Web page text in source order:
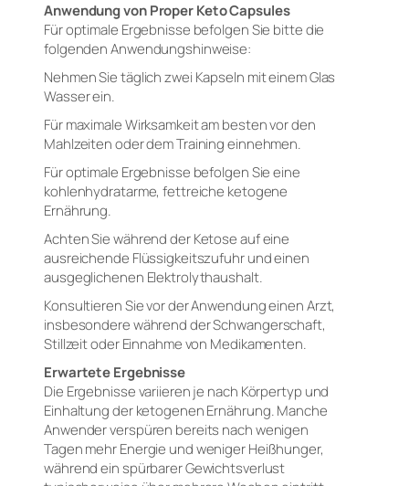
Anwendung von Proper Keto Capsules
Für optimale Ergebnisse befolgen Sie bitte die
folgenden Anwendungshinweise:
Nehmen Sie täglich zwei Kapseln mit einem Glas
Wasser ein.
Für maximale Wirksamkeit am besten vor den
Mahlzeiten oder dem Training einnehmen.
Für optimale Ergebnisse befolgen Sie eine
kohlenhydratarme, fettreiche ketogene
Ernährung.
Achten Sie während der Ketose auf eine
ausreichende Flüssigkeitszufuhr und einen
ausgeglichenen Elektrolythaushalt.
Konsultieren Sie vor der Anwendung einen Arzt,
insbesondere während der Schwangerschaft,
Stillzeit oder Einnahme von Medikamenten.
Erwartete Ergebnisse
Die Ergebnisse variieren je nach Körpertyp und
Einhaltung der ketogenen Ernährung. Manche
Anwender verspüren bereits nach wenigen
Tagen mehr Energie und weniger Heißhunger,
während ein spürbarer Gewichtsverlust